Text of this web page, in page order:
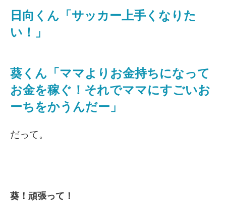
日向くん「サッカー上手くなりた
い！」
葵くん「ママよりお金持ちになって
お金を稼ぐ！それでママにすごいお
ーちをかうんだー」
だって。
葵！頑張って！